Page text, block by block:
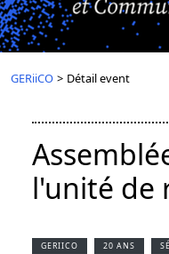
GERiiCO > Détail event
l'unité de
GERIICO 20 ANS